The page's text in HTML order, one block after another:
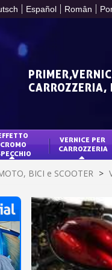
Español Român
CROMO
VERNICE PER
CARROZZERIA
BICI e SCOOTER >